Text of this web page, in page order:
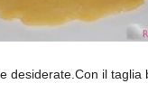
desiderate.Con il